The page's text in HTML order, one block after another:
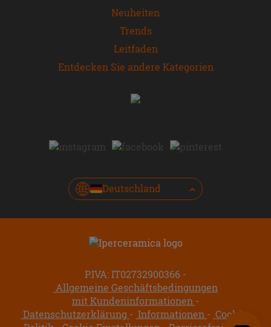
Neuheiten
Trends
Leitfaden
Entdecken Sie andere Kategorien
Deutschland
P.IVA: IT02732900366
Allgemeine Geschäftsbedingungen
mit Kundeninformationen
Datenschutzerklärung
Informationen
Cookie-